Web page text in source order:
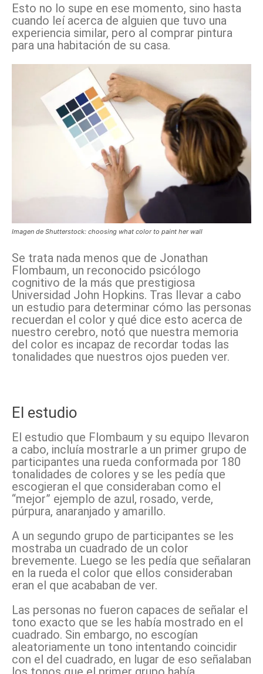
Esto no lo supe en ese momento, sino hasta
cuando leí acerca de alguien que tuvo una
experiencia similar, pero al comprar pintura
para una habitación de su casa.
Imagen de Shutterstock: choosing what color to paint her wall
Se trata nada menos que de Jonathan
Flombaum, un reconocido psicólogo
cognitivo de la más que prestigiosa
Universidad John Hopkins. Tras llevar a cabo
un estudio para determinar cómo las personas
recuerdan el color y qué dice esto acerca de
nuestro cerebro, notó que nuestra memoria
del color es incapaz de recordar todas las
tonalidades que nuestros ojos pueden ver.
El estudio
El estudio que Flombaum y su equipo llevaron
a cabo, incluía mostrarle a un primer grupo de
participantes una rueda conformada por 180
tonalidades de colores y se les pedía que
escogieran el que consideraban como el
“mejor” ejemplo de azul, rosado, verde,
púrpura, anaranjado y amarillo.
A un segundo grupo de participantes se les
mostraba un cuadrado de un color
brevemente. Luego se les pedía que señalaran
en la rueda el color que ellos consideraban
eran el que acababan de ver.
Las personas no fueron capaces de señalar el
tono exacto que se les había mostrado en el
cuadrado. Sin embargo, no escogían
aleatoriamente un tono intentando coincidir
con el del cuadrado, en lugar de eso señalaban